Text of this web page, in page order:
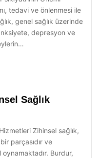
tedavi ve önlenmesi ile
genel sağlık üzerinde
depresyon ve
Sağlık
Zihinsel sağlık,
parçasıdır ve
Burdur,